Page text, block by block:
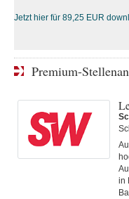
Jetzt hier für 89,25 EUR
Premium-
in